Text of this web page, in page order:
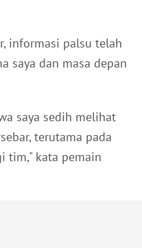
informasi palsu telah
saya dan masa depan
saya sedih melihat
terutama pada
tim," kata pemain